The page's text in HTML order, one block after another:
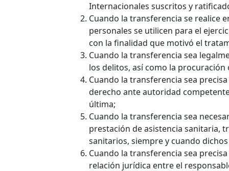
Internacionales suscritos y
Cuando la transferencia se realice
personales se utilicen para el
con la finalidad que motivó el
Cuando la transferencia sea
los delitos, así como la
Cuando la transferencia sea
derecho ante autoridad
última;
Cuando la transferencia sea
prestación de asistencia sanitaria,
sanitarios, siempre y cuando
Cuando la transferencia sea
relación jurídica entre el